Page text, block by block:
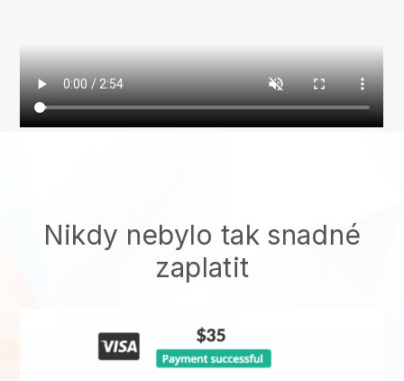
Nikdy nebylo tak snadné
zaplatit